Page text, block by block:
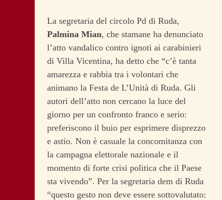
La segretaria del circolo Pd di Ruda,
Palmina Mian, che stamane ha denunciato
l’atto vandalico contro ignoti ai carabinieri
di Villa Vicentina, ha detto che “c’è tanta
amarezza e rabbia tra i volontari che
animano la Festa de L’Unità di Ruda. Gli
autori dell’atto non cercano la luce del
giorno per un confronto franco e serio:
preferiscono il buio per esprimere disprezzo
e astio. Non è casuale la concomitanza con
la campagna elettorale nazionale e il
momento di forte crisi politica che il Paese
sta vivendo”. Per la segretaria dem di Ruda
“questo gesto non deve essere sottovalutato: